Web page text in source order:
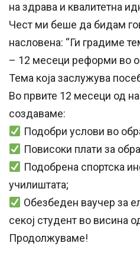
на здрава и квалитетна
Чест ми беше да бидам
насловена: “Ги градиме
– 12 месеци реформи во
Тема која заслужува
Во првите 12 месеци од
создаваме:
Подобри услови во
Повисоки плати за
Подобрена спортска
училиштата;
Обезбеден ваучер за
секој студент во висина
Продолжуваме!